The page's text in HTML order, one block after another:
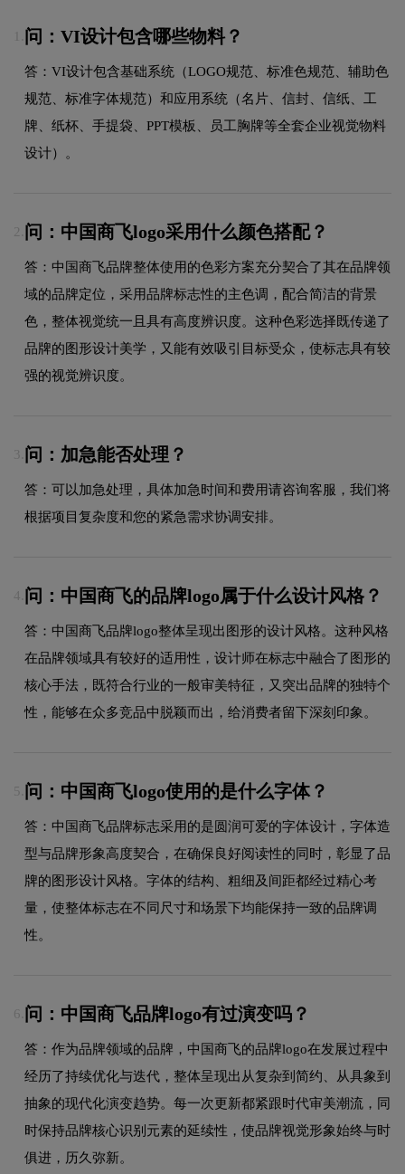
问：VI设计包含哪些物料？
答：VI设计包含基础系统（LOGO规范、标准色规范、辅助色
规范、标准字体规范）和应用系统（名片、信封、信纸、工
牌、纸杯、手提袋、PPT模板、员工胸牌等全套企业视觉物料
设计）。
2. 问：中国商飞logo采用什么颜色搭配？
答：中国商飞品牌整体使用的色彩方案充分契合了其在品牌领
域的品牌定位，采用品牌标志性的主色调，配合简洁的背景
色，整体视觉统一且具有高度辨识度。这种色彩选择既传递了
品牌的图形设计美学，又能有效吸引目标受众，使标志具有较
强的视觉辨识度。
3. 问：加急能否处理？
答：可以加急处理，具体加急时间和费用请咨询客服，我们将
根据项目复杂度和您的紧急需求协调安排。
4. 问：中国商飞的品牌logo属于什么设计风格？
答：中国商飞品牌logo整体呈现出图形的设计风格。这种风格
在品牌领域具有较好的适用性，设计师在标志中融合了图形的
核心手法，既符合行业的一般审美特征，又突出品牌的独特个
性，能够在众多竞品中脱颖而出，给消费者留下深刻印象。
5. 问：中国商飞logo使用的是什么字体？
答：中国商飞品牌标志采用的是圆润可爱的字体设计，字体造
型与品牌形象高度契合，在确保良好阅读性的同时，彰显了品
牌的图形设计风格。字体的结构、粗细及间距都经过精心考
量，使整体标志在不同尺寸和场景下均能保持一致的品牌调
性。
6. 问：中国商飞品牌logo有过演变吗？
答：作为品牌领域的品牌，中国商飞的品牌logo在发展过程中
经历了持续优化与迭代，整体呈现出从复杂到简约、从具象到
抽象的现代化演变趋势。每一次更新都紧跟时代审美潮流，同
时保持品牌核心识别元素的延续性，使品牌视觉形象始终与时
俱进，历久弥新。